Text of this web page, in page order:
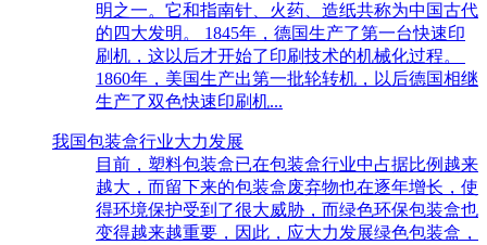
明之一。它和指南针、火药、造纸共称为中国古代
的四大发明。 1845年，德国生产了第一台快速印
刷机，这以后才开始了印刷技术的机械化过程。
1860年，美国生产出第一批轮转机，以后德国相继
生产了双色快速印刷机...
我国包装盒行业大力发展
目前，塑料包装盒已在包装盒行业中占据比例越来
越大，而留下来的包装盒废弃物也在逐年增长，使
得环境保护受到了很大威胁，而绿色环保包装盒也
变得越来越重要，因此，应大力发展绿色包装盒，